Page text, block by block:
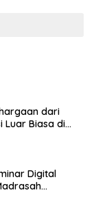
dari
Luar Biasa di
Digital